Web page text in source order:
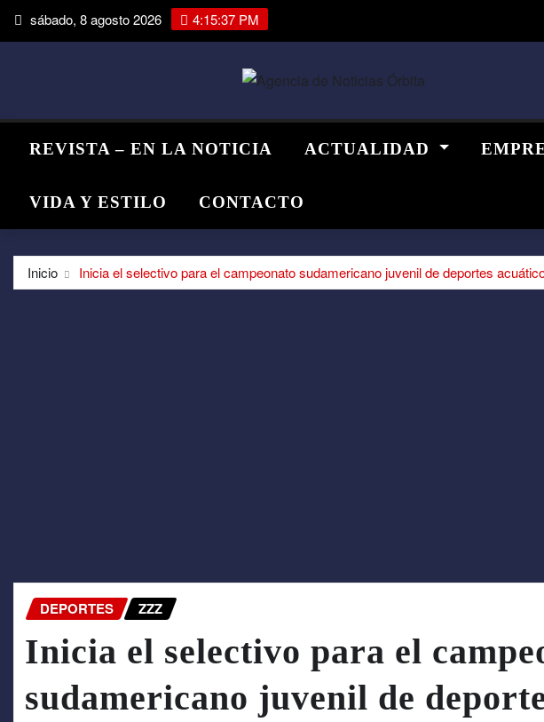
Saltar sábado, 8 agosto 2026 4:15:38 PM
REVISTA – EN LA NOTICIA ACTUALIDAD
VIDA Y ESTILO CONTACTO
Inicio Inicia el selectivo para el campeonato sudamericano juvenil de deportes
DEPORTES ZZZ
Inicia el selectivo para el
sudamericano juvenil de